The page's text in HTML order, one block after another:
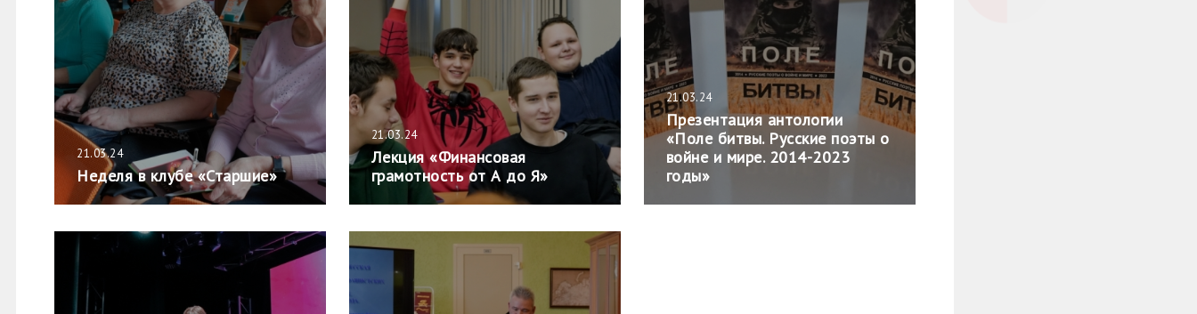
21.03.24
Неделя в клубе «Старшие»
21.03.24
Лекция «Финансовая
грамотность от А до Я»
21.03.24
Презентация антологии
«Поле битвы. Русские поэты о
войне и мире. 2014-2023
годы»